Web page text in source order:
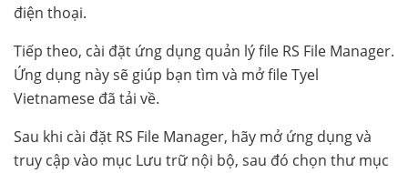
điện thoại.
Tiếp theo, cài đặt ứng dụng quản lý file RS File Manager.
Ứng dụng này sẽ giúp bạn tìm và mở file Tyel
Vietnamese đã tải về.
Sau khi cài đặt RS File Manager, hãy mở ứng dụng và
truy cập vào mục Lưu trữ nội bộ, sau đó chọn thư mục